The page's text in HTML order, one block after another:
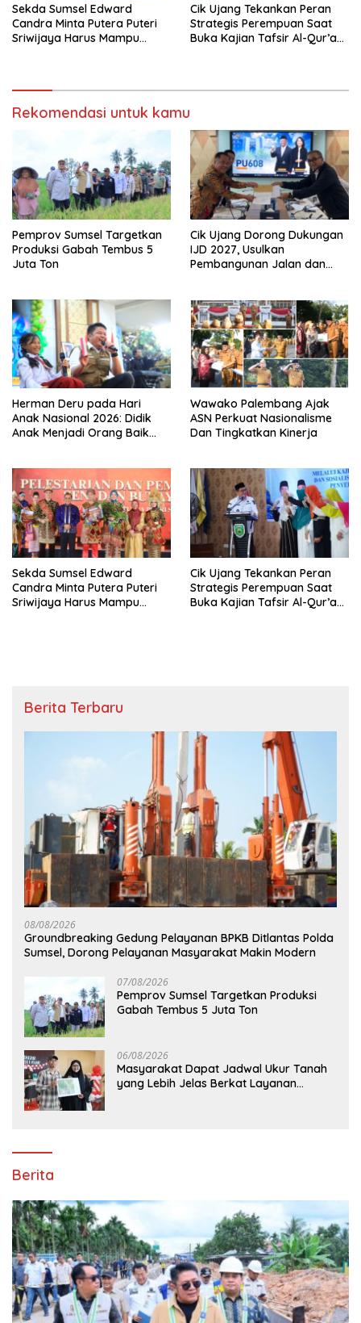
Sekda Sumsel Edward
Candra Minta Putera Puteri
Sriwijaya Harus Mampu
Cik Ujang Tekankan Peran
Strategis Perempuan Saat
Buka Kajian Tafsir Al-Qur’an
Rekomendasi untuk kamu
Pemprov Sumsel Targetkan
Produksi Gabah Tembus 5
Juta Ton
Cik Ujang Dorong Dukungan
IJD 2027, Usulkan
Pembangunan Jalan dan
Herman Deru pada Hari
Anak Nasional 2026: Didik
Anak Menjadi Orang Baik
Wawako Palembang Ajak
ASN Perkuat Nasionalisme
Dan Tingkatkan Kinerja
Sekda Sumsel Edward
Candra Minta Putera Puteri
Sriwijaya Harus Mampu
Cik Ujang Tekankan Peran
Strategis Perempuan Saat
Buka Kajian Tafsir Al-Qur’an
Berita Terbaru
08/08/2026
Groundbreaking Gedung Pelayanan BPKB Ditlantas Polda
Sumsel, Dorong Pelayanan Masyarakat Makin Modern
07/08/2026
Pemprov Sumsel Targetkan Produksi
Gabah Tembus 5 Juta Ton
06/08/2026
Masyarakat Dapat Jadwal Ukur Tanah
yang Lebih Jelas Berkat Layanan
Berita